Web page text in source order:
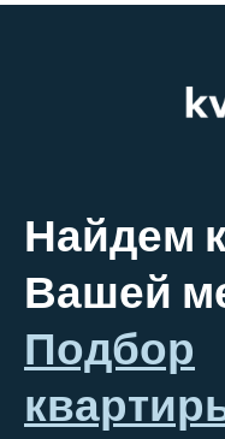
Найдем
Вашей
Подбор